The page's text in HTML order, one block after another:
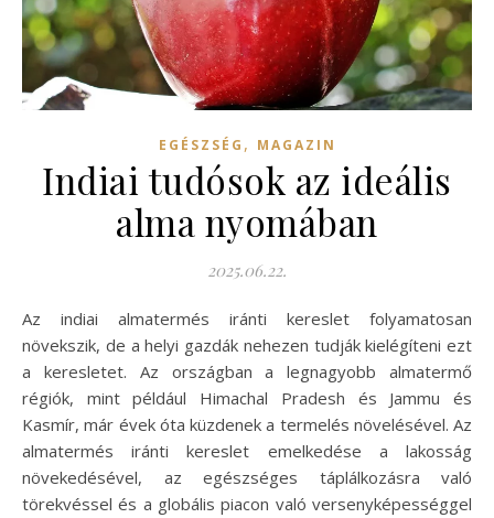
EGÉSZSÉG , MAGAZIN
Indiai tudósok az ideális
alma nyomában
2025.06.22.
Az indiai almatermés iránti kereslet folyamatosan
növekszik, de a helyi gazdák nehezen tudják kielégíteni ezt
a keresletet. Az országban a legnagyobb almatermő
régiók, mint például Himachal Pradesh és Jammu és
Kasmír, már évek óta küzdenek a termelés növelésével. Az
almatermés iránti kereslet emelkedése a lakosság
növekedésével, az egészséges táplálkozásra való
törekvéssel és a globális piacon való versenyképességgel